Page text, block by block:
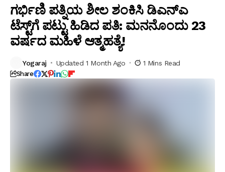
ಗರ್ಭಿಣಿ ಪತ್ನಿಯ ಶೀಲ ಶಂಕಿಸಿ ಡಿಎನ್‌ಎ
ಟೆಸ್ಟ್‌ಗೆ ಪಟ್ಟು ಹಿಡಿದ ಪತಿ: ಮನನೊಂದು 23
ವರ್ಷದ ಮಹಿಳೆ ಆತ್ಮಹತ್ಯೆ!
Yogaraj Updated 1 Month Ago 1 Mins Read
Share